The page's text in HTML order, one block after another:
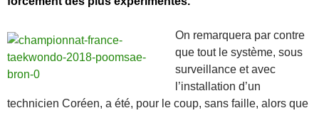
On remarquera par contre
que tout le système, sous
surveillance et avec
l’installation d’un
technicien Coréen, a été, pour le coup, sans faille, alors que